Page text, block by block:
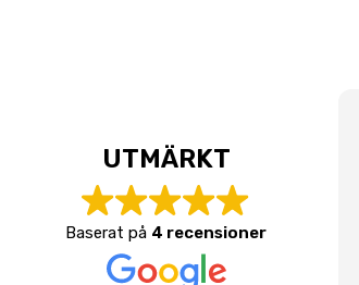
UTMÄRKT
Baserat på 4 recensioner